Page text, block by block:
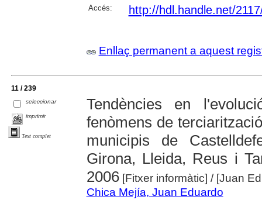
Accés: http://hdl.handle.net/
Enllaç permanent a aquest
11 / 239
seleccionar
imprimir
Text complet
Tendències en
fenòmens de
municipis de
Girona, Lleida, Reus i
2006[Fitxer informàtic] / [Juan
Chica Mejía, Juan Eduardo